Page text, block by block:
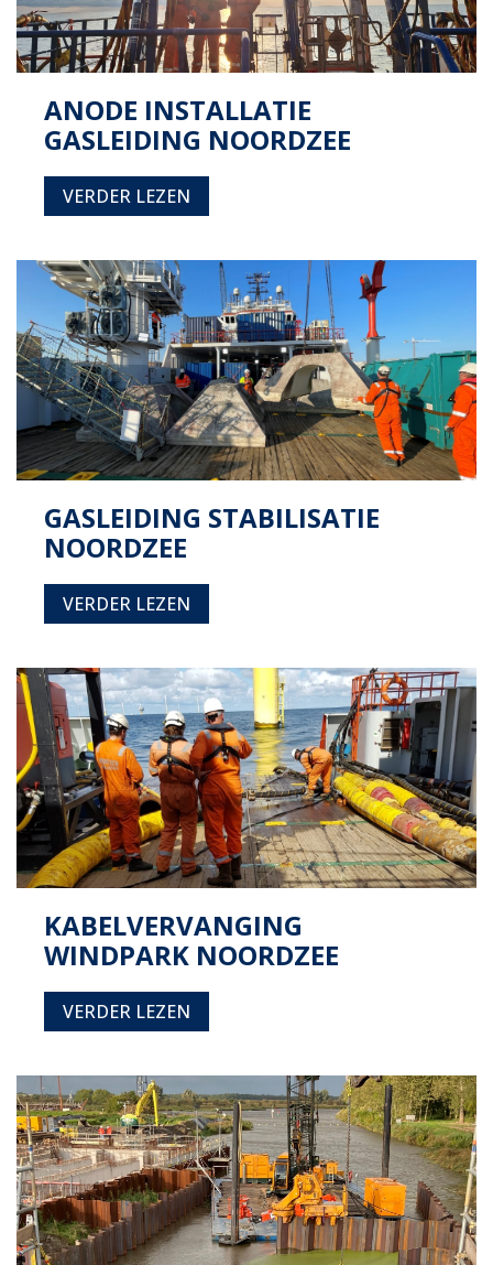
ANODE INSTALLATIE
GASLEIDING NOORDZEE
VERDER LEZEN
GASLEIDING STABILISATIE
NOORDZEE
VERDER LEZEN
KABELVERVANGING
WINDPARK NOORDZEE
VERDER LEZEN